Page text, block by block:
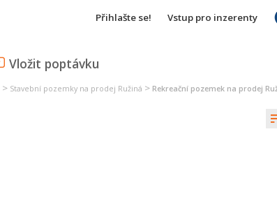
Přihlašte se! Vstup pro inzerenty
Vložit poptávku
> Stavební pozemky na prodej Ružiná > Rekreační pozemek na prodej